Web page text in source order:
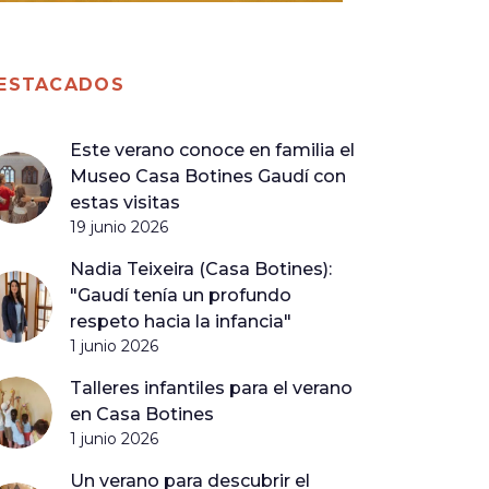
Este verano conoce en familia el
Museo Casa Botines Gaudí con
estas visitas
19 junio 2026
Nadia Teixeira (Casa Botines):
"Gaudí tenía un profundo
respeto hacia la infancia"
1 junio 2026
Talleres infantiles para el verano
en Casa Botines
1 junio 2026
Un verano para descubrir el